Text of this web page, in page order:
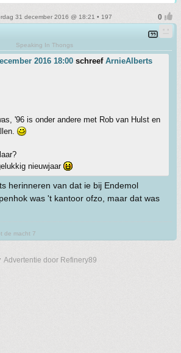
31 december 2016 @ 18:21 • 197
Speaking In Thongs
2016 18:00 schreef ArnieAlberts
'96 is onder andere met Rob van Hulst en
nieuwjaar
herinneren van dat ie bij Endemol
was 't kantoor ofzo, maar dat was
de macht 7
Advertentie door Refinery89